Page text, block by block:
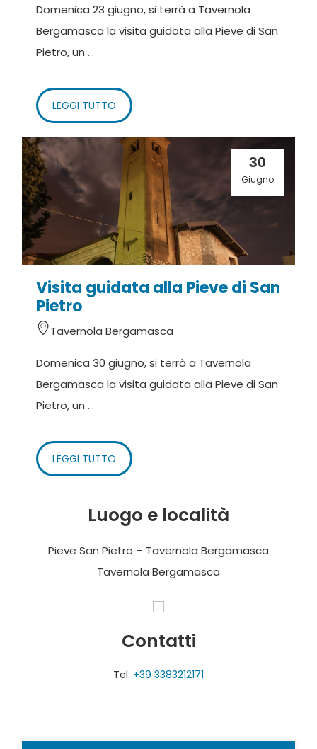
Domenica 23 giugno, si terrà a Tavernola
Bergamasca la visita guidata alla Pieve di San
Pietro, un ...
LEGGI TUTTO
30
Giugno
Visita guidata alla Pieve di San
Pietro
Tavernola Bergamasca
Domenica 30 giugno, si terrà a Tavernola
Bergamasca la visita guidata alla Pieve di San
Pietro, un ...
LEGGI TUTTO
Luogo e località
Pieve San Pietro – Tavernola Bergamasca
Tavernola Bergamasca
Contatti
Tel: +39 3383212171